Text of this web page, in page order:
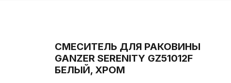
CМЕСИТЕЛЬ ДЛЯ РАКОВИНЫ
GANZER SERENITY GZ51012F
БЕЛЫЙ, ХРОМ